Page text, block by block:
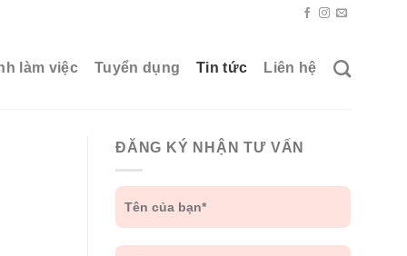
làm việc Tuyển dụng Tin tức Liên hệ
ĐĂNG KÝ NHẬN TƯ VẤN